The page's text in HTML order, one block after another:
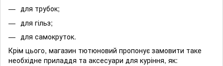
для трубок;
для гільз;
для самокруток.
Крім цього, магазин тютюновий пропонує замовити таке
необхідне приладдя та аксесуари для куріння, як: